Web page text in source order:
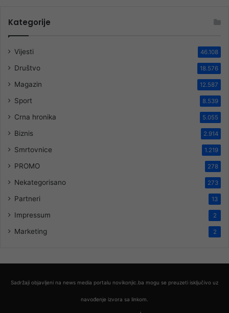
Kategorije
Vijesti 46.108
Društvo 18.576
Magazin 12.587
Sport 8.539
Crna hronika 5.055
Biznis 2.914
Smrtovnice 1.219
PROMO 278
Nekategorisano 273
Partneri 13
Impressum 2
Marketing 2
Sadržaji objavljeni na news media portalu novikonjic.ba mogu se preuzeti isključivo uz
navođenje izvora sa linkom.